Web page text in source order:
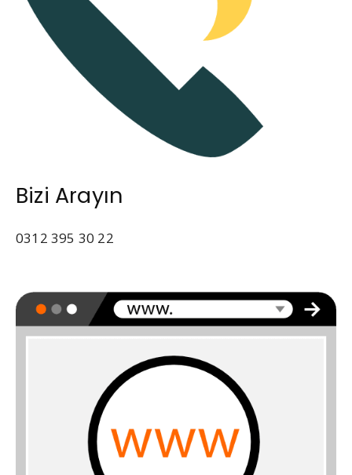
Bizi Arayın
0312 395 30 22